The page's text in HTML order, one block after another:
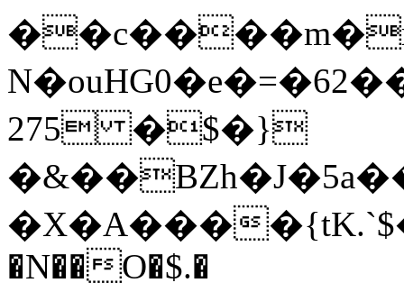
275 �$�}
�X�A���
�N��O�$.�